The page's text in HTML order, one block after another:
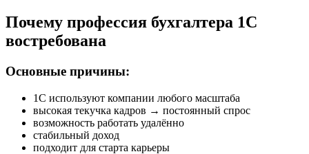
Почему профессия бухгалтера 1С
востребована
Основные причины:
1С используют компании любого масштаба
высокая текучка кадров → постоянный спрос
возможность работать удалённо
стабильный доход
подходит для старта карьеры